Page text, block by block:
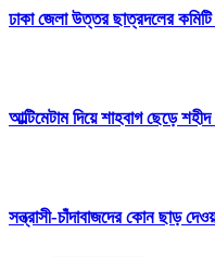
ঢাকা জেলা উত্তর ছাত্রদলের
আল্টিমেটাম দিয়ে শাহবাগ ছেড়ে
সন্ত্রাসী-চাঁদাবাজদের কোন ছাড়